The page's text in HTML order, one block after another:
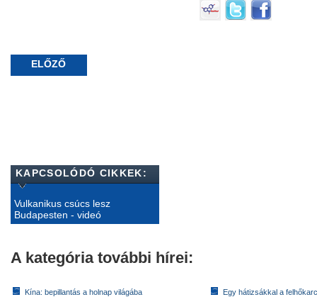
ELŐZŐ
KAPCSOLÓDÓ CIKKEK:
Vulkanikus csúcs lesz
Budapesten - videó
A kategória további hírei:
Kína: bepillantás a holnap világába
Egy hátizsákkal a